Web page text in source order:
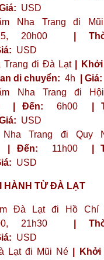
USD
Nha Trang đi
20h00
|
USD
Trang đi Đà Lạt
|
di chuyển: 4h | Giá:
Nha Trang đi
| Đến: 6h00
|
USD
Nha Trang đi Quy
| Đến: 11h00
|
USD
HÀNH TỪ ĐÀ LẠT
Đà Lạt đi Hồ Chí
21h30
|
USD
Lạt đi Mũi Né
|